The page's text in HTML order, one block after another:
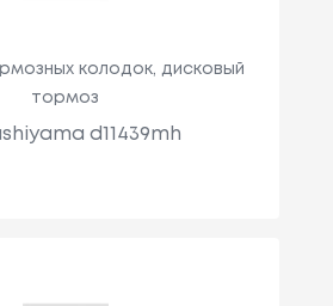
колодок, дисковый
тормоз
d11439mh